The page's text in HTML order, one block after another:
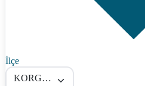
İlçe
KORGAN